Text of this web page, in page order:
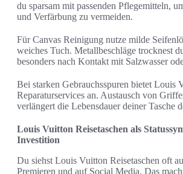
du sparsam mit passenden Pflegemitteln,
und Verfärbung zu vermeiden.
Für Canvas Reinigung nutze milde
weiches Tuch. Metallbeschläge trocknest
besonders nach Kontakt mit Salzwasser
Bei starken Gebrauchsspuren bietet Louis
Reparaturservices an. Austausch von
verlängert die Lebensdauer deiner Tasche
Louis Vuitton Reisetaschen als
Investition
Du siehst Louis Vuitton Reisetaschen oft
Premieren und auf Social Media. Das